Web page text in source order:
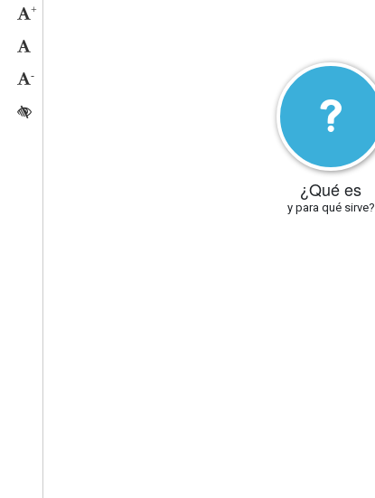
+
-Reducir tamaño caracteres
Activar/quitar contraste
¿Qué es
y para qué sirve?